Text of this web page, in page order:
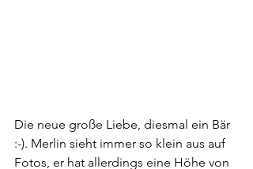
Die neue große Liebe, diesmal ein Bär
:-). Merlin sieht immer so klein aus auf
Fotos, er hat allerdings eine Höhe von